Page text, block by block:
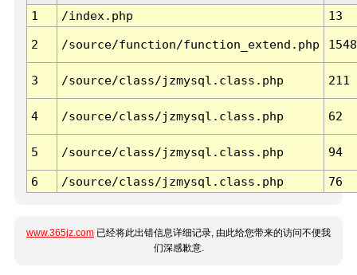
1
/index.php 13
2 /source/function/function_extend.php 1548
3 /source/class/jzmysql.class.php 211
4 /source/class/jzmysql.class.php 62
5 /source/class/jzmysql.class.php 94
6 /source/class/jzmysql.class.php 76
www.365jz.com 已经将此出错信息详细记录, 由此给您带来的访问不便我
们深感歉意.